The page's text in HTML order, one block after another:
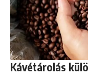
Kávétárolás